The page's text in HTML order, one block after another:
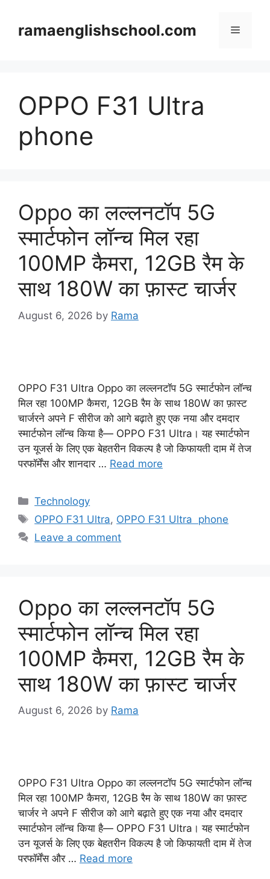
contentramaenglishschool.com Menu
OPPO F31 Ultra
phone
Oppo का लल्लनटॉप 5G
स्मार्टफोन लॉन्च मिल रहा
100MP कैमरा, 12GB रैम के
साथ 180W का फ़ास्ट चार्जर
August 6, 2026 by Rama
OPPO F31 Ultra Oppo का लल्लनटॉप 5G स्मार्टफोन लॉन्च
मिल रहा 100MP कैमरा, 12GB रैम के साथ 180W का फ़ास्ट
चार्जरने अपने F सीरीज को आगे बढ़ाते हुए एक नया और दमदार
स्मार्टफोन लॉन्च किया है— OPPO F31 Ultra। यह स्मार्टफोन
उन यूजर्स के लिए एक बेहतरीन विकल्प है जो किफायती दाम में तेज
परफॉर्मेंस और शानदार … Read more
Categories
Technology
Tags
OPPO F31 Ultra, OPPO F31 Ultra phone
Leave a comment
Oppo का लल्लनटॉप 5G
स्मार्टफोन लॉन्च मिल रहा
100MP कैमरा, 12GB रैम के
साथ 180W का फ़ास्ट चार्जर
August 6, 2026 by Rama
OPPO F31 Ultra Oppo का लल्लनटॉप 5G स्मार्टफोन लॉन्च
मिल रहा 100MP कैमरा, 12GB रैम के साथ 180W का फ़ास्ट
चार्जर ने अपने F सीरीज को आगे बढ़ाते हुए एक नया और दमदार
स्मार्टफोन लॉन्च किया है— OPPO F31 Ultra। यह स्मार्टफोन
उन यूजर्स के लिए एक बेहतरीन विकल्प है जो किफायती दाम में तेज
परफॉर्मेंस और … Read more